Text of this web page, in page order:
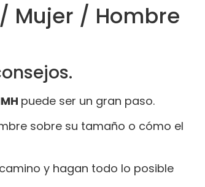
Mujer / Hombre
puede ser un gran paso.
sobre su tamaño o cómo el
y hagan todo lo posible